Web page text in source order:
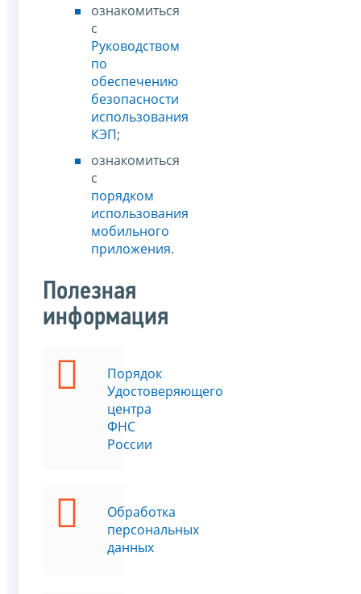
ознакомиться
с
Руководством
по
обеспечению
безопасности
использования
КЭП;
ознакомиться
с
порядком
использования
мобильного
приложения.
Полезная
информация
Порядок
Удостоверяющего
центра
ФНС
России
Обработка
персональных
данных